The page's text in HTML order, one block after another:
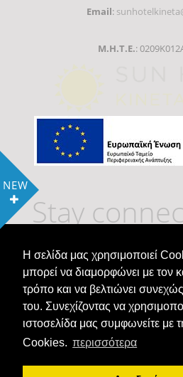
Η σελίδα μας χρησιμοποιεί
μπορεί να διαμορφώνει με τον
τρόπο και να βελτιώνει συνεχώς
του. Συνεχίζοντας να
ιστοσελίδα μας συμφωνείτε με
Cookies. περισσότερα
NEW
Email:
Μ.Η.Τ.Ε.:
Stay
us
ΠΟΛΙΤΙΚΗ COOKIES &
ΒΙΒΛΙΟ ΕΠΙΣΚΕΠΤΩΝ
ΝΕΑ